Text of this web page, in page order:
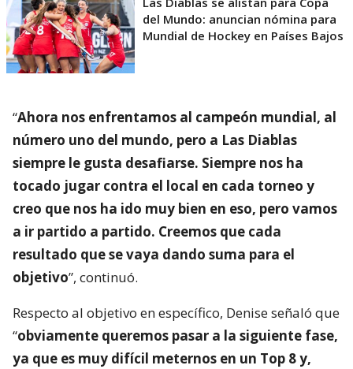
del Mundo: anuncian nómina para
Mundial de Hockey en Países Bajos
“Ahora nos enfrentamos al campeón mundial, al
número uno del mundo, pero a Las Diablas
siempre le gusta desafiarse. Siempre nos ha
tocado jugar contra el local en cada torneo y
creo que nos ha ido muy bien en eso, pero vamos
a ir partido a partido. Creemos que cada
resultado que se vaya dando suma para el
objetivo”, continuó.
Respecto al objetivo en específico, Denise señaló que
“obviamente queremos pasar a la siguiente fase,
ya que es muy difícil meternos en un Top 8 y,